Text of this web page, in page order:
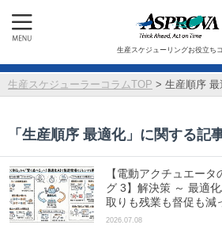
生産スケジューリングお役立ち
生産スケジューラーコラムTOP > 生産順序 最
「 生産順序 最適化」に関する記
【電動アクチュエー
グ 3】解決策 ～ 最適
取りも残業も督促も減
2026.07.08